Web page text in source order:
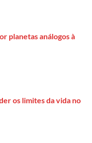
planetas análogos à
os limites da vida no